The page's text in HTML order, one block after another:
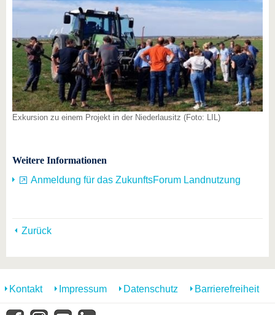
Exkursion zu einem Projekt in der Niederlausitz (Foto: LIL)
Weitere Informationen
Anmeldung für das ZukunftsForum Landnutzung
Zurück
Kontakt Impressum Datenschutz Barrierefreiheit